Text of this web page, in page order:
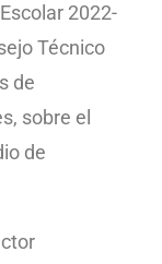
2022-
Técnico
de
sobre el
de